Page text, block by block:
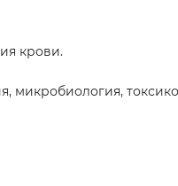
крови.
микробиология,